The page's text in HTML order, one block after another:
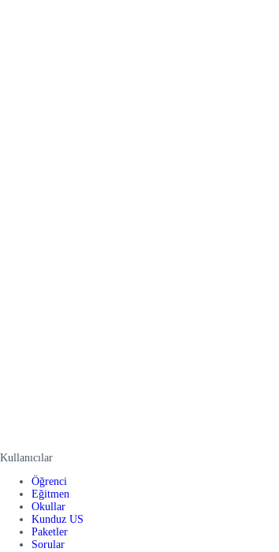
Kullanıcılar
Öğrenci
Eğitmen
Okullar
Kunduz US
Paketler
Sorular